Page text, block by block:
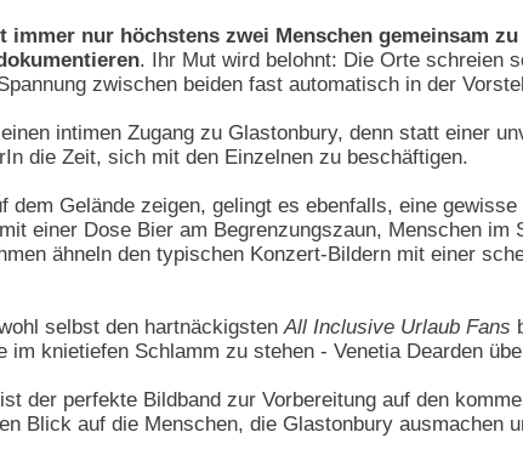
immer nur höchstens zwei Menschen gemeinsam
. Ihr Mut wird belohnt: Die Orte schreien
zwischen beiden fast automatisch in der
intimen Zugang zu Glastonbury, denn statt einer
die Zeit, sich mit den Einzelnen zu beschäftigen.
dem Gelände zeigen, gelingt es ebenfalls, eine
einer Dose Bier am Begrenzungszaun, Menschen im
ähneln den typischen Konzert-Bildern mit einer
selbst den hartnäckigstenAll Inclusive Urlaub Fans
im knietiefen Schlamm zu stehen - Venetia Dearden
der perfekte Bildband zur Vorbereitung auf den
Blick auf die Menschen, die Glastonbury ausmachen